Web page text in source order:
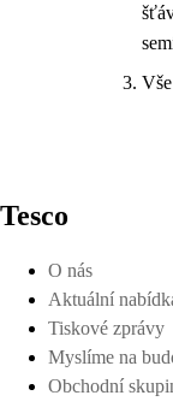
Tesco
O nás
Aktuální
Tiskové zprávy
Myslíme na
Obchodní